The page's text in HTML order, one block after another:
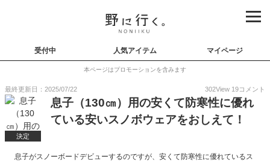
受付中 人気アイテム マイページ
本ページはプロモーションを含みます
最終更新日：2025/07/22 302View 19コメント
決定
息子（130㎝）用の安くて防寒性に優れ
ている安いスノボウェアをおしえて！
息子がスノーボードデビューするのですが、安くて防寒性に優れているス